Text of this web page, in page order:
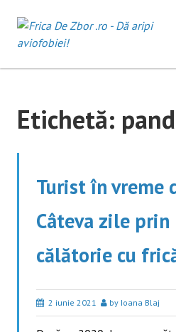
content
Etichetă:
Turist în vreme
Câteva zile
călătorie cu
2 iunie 2021 by Ioana Blaj